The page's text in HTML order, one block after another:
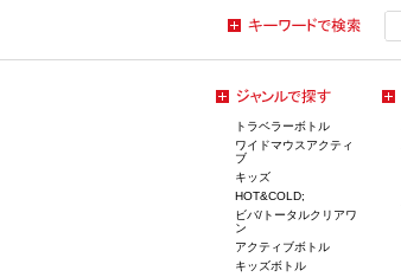
トラベラーボトル
ワイドマウスアクティ
ブ
キッズ
HOT&COLD;
ビバ/トータルクリアワ
ン
アクティブボトル
キッズボトル